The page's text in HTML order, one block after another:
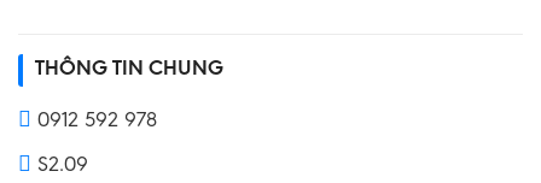
THÔNG TIN CHUNG
0912 592 978
S2.09